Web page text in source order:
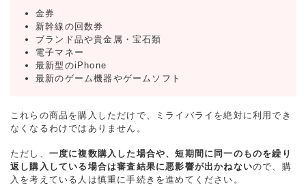
金券
新幹線の回数券
ブランド品や貴金属・宝石類
電子マネー
最新型のiPhone
最新のゲーム機器やゲームソフト
これらの商品を購入しただけで、ミライバライを絶対に利用でき
なくなるわけではありません。
ただし、 一度に複数購入した場合や、短期間に同一のものを繰り
返し購入している場合は審査結果に悪影響が出かねないので、購
入を考えている人は慎重に手続きを進めてください。